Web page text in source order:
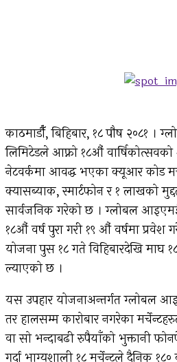
काठमाडौँ, बिहिबार, १८ पौष २०८१
लिमिटेडले आफ्नो १८औं
नेटवर्कमा आवद्ध भएका क्यूआर कोड
क्यासब्याक, स्मार्टफोन र १ लाखको
सार्वजनिक गरेको छ । ग्लोबल
१८औं वर्ष पुरा गरी १९ औं वर्षमा
योजना पुस १८ गते विहिबारदेखि माघ
ल्याएको छ ।
यस उपहार योजनाअन्तर्गत ग्लोबल
तर हालसम्म कारोबार नगरेका
वा सो भन्दाबढी रुपैयाँको भुक्तानी
गर्दा भाग्यशाली १८ मर्चेन्टले दैनिक १८०